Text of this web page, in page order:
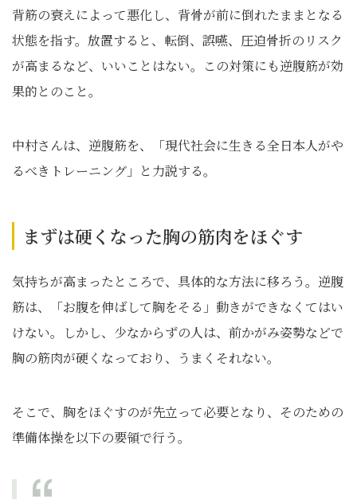
背筋の衰えによって悪化し、背骨が前に倒れたままとなる
状態を指す。放置すると、転倒、誤嚥、圧迫骨折のリスク
が高まるなど、いいことはない。この対策にも逆腹筋が効
果的とのこと。
中村さんは、逆腹筋を、「現代社会に生きる全日本人がや
るべきトレーニング」と力説する。
まずは硬くなった胸の筋肉をほぐす
気持ちが高まったところで、具体的な方法に移ろう。逆腹
筋は、「お腹を伸ばして胸をそる」動きができなくてはい
けない。しかし、少なからずの人は、前かがみ姿勢などで
胸の筋肉が硬くなっており、うまくそれない。
そこで、胸をほぐすのが先立って必要となり、そのための
準備体操を以下の要領で行う。